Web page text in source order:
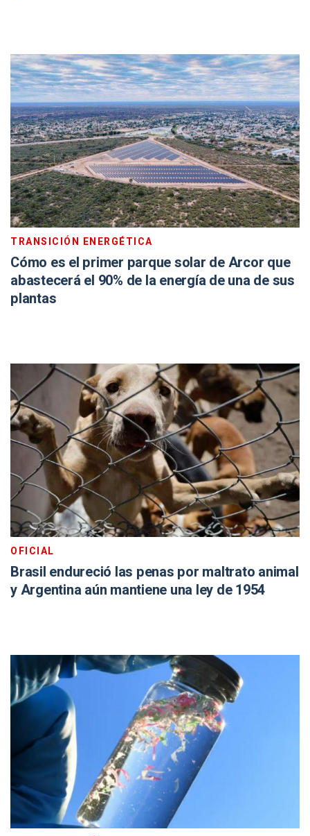
TRANSICIÓN ENERGÉTICA
Cómo es el primer parque solar de Arcor que
abastecerá el 90% de la energía de una de sus
plantas
OFICIAL
Brasil endureció las penas por maltrato animal
y Argentina aún mantiene una ley de 1954